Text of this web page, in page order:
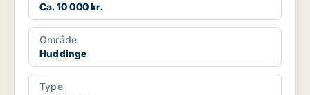
Ca. 10 000 kr.
Område
Huddinge
Type